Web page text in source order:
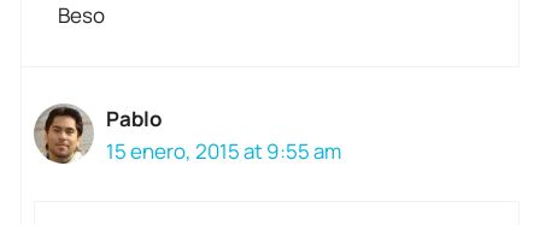
Beso
Pablo
15 enero, 2015 at 9:55 am